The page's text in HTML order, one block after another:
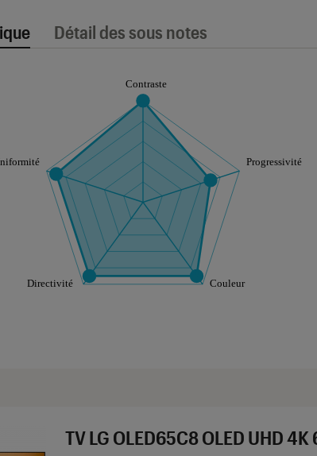
Détail des sous notes
notes de ce graphique sont à retrouver dans
TV LG OLED65C8 OLED UHD 4K